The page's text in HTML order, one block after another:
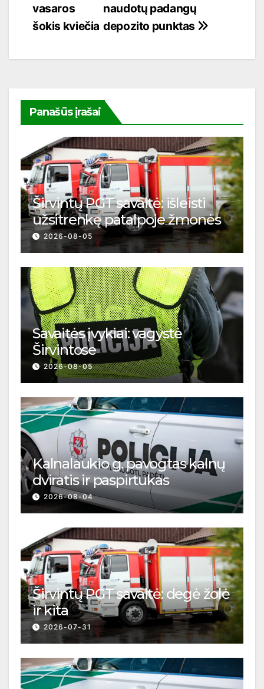
tarp
įrašų
naudotų padangų
depozito punktas
vasaros
šokis kviečia
Panašūs įrašai
Širvintų PGT savaitė: išleisti
užsitrenkę patalpoje žmonės
2026-08-05
Savaitės įvykiai: vagystė
Širvintose
2026-08-05
Kalnalaukio g. pavogtas kalnų
dviratis ir paspirtukas
2026-08-04
Širvintų PGT savaitė: degė žolė
ir kita
2026-07-31